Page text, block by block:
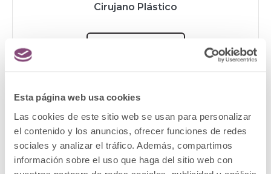
Esta página web usa cookies
Las cookies de este sitio web se usan para personalizar
el contenido y los anuncios, ofrecer funciones de redes
sociales y analizar el tráfico. Además, compartimos
información sobre el uso que haga del sitio web con
Cirujano Plástico